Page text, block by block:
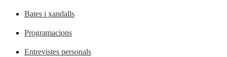
Bates i xandalls
Programacions
Entrevistes personals